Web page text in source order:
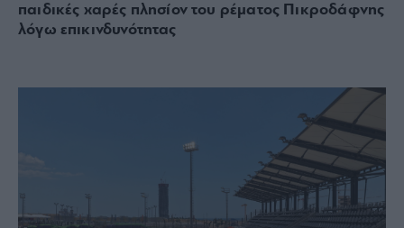
παιδικές χαρές πλησίον του ρέματος Πικροδάφνης
λόγω επικινδυνότητας